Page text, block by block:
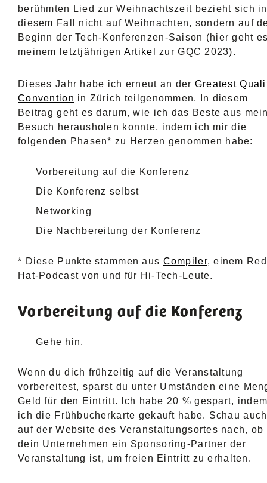
berühmten Lied zur Weihnachtszeit bezieht sich in
diesem Fall nicht auf Weihnachten, sondern auf
Beginn der Tech-Konferenzen-Saison (hier geht
meinem letztjährigen Artikel zur GQC 2023).
Dieses Jahr habe ich erneut an der Greatest
Convention in Zürich teilgenommen. In diesem
Beitrag geht es darum, wie ich das Beste aus
Besuch herausholen konnte, indem ich mir die
folgenden Phasen* zu Herzen genommen habe:
Vorbereitung auf die Konferenz
Die Konferenz selbst
Networking
Die Nachbereitung der Konferenz
* Diese Punkte stammen aus Compiler, einem Red
Hat-Podcast von und für Hi-Tech-Leute.
Vorbereitung auf die Konferenz
Gehe hin.
Wenn du dich frühzeitig auf die Veranstaltung
vorbereitest, sparst du unter Umständen eine
Geld für den Eintritt. Ich habe 20 % gespart,
ich die Frühbucherkarte gekauft habe. Schau auch
auf der Website des Veranstaltungsortes nach, ob
dein Unternehmen ein Sponsoring-Partner der
Veranstaltung ist, um freien Eintritt zu erhalten.